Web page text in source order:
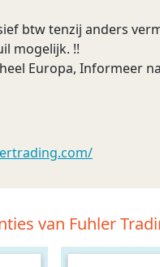
btw tenzij anders
mogelijk. !!
Europa, Informeer
van Fuhler